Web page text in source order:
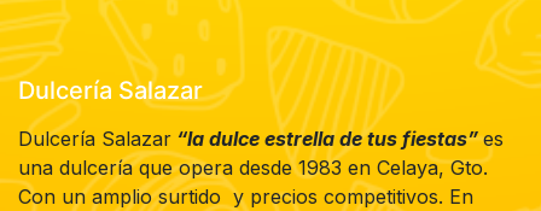
Dulcería Salazar
Dulcería Salazar “la dulce estrella de tus fiestas”es
una dulcería que opera desde 1983 en Celaya, Gto.
Con un amplio surtido y precios competitivos. En